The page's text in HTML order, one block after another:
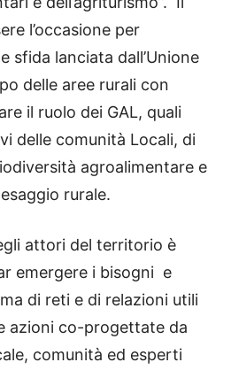
l’occasione per
sfida lanciata dall’Unione
delle aree rurali con
il ruolo dei GAL, quali
delle comunità Locali, di
agroalimentare e
rurale.
attori del territorio è
emergere i bisogni e
di reti e di relazioni utili
azioni co-progettate da
comunità ed esperti